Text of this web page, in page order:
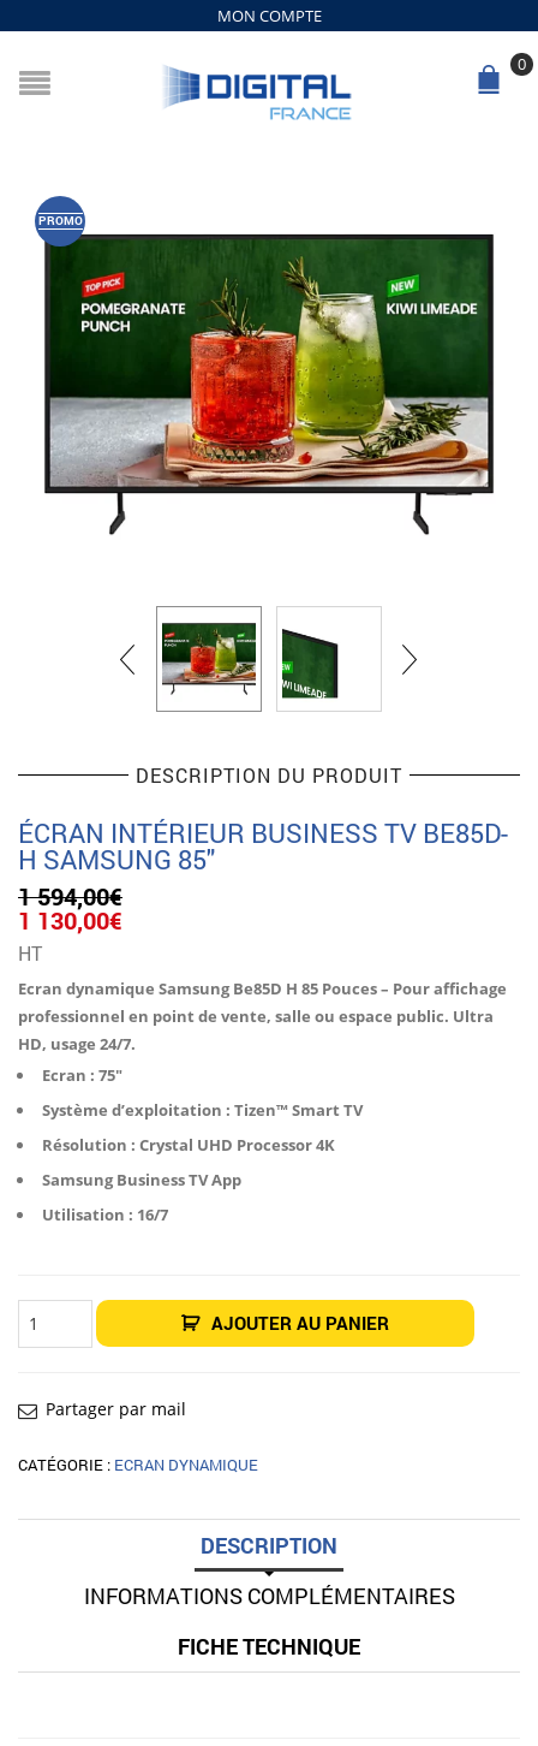
MON COMPTE
0
PROMO
DESCRIPTION DU PRODUIT
ÉCRAN INTÉRIEUR BUSINESS TV BE85D-
H SAMSUNG 85″
1 594,00€
Le
prix
initial
était :
1
594,00€.
1 130,00€
est :
1
130,00€.
HT
Ecran dynamique Samsung Be85D H 85 Pouces – Pour affichage
professionnel en point de vente, salle ou espace public. Ultra
HD, usage 24/7.
Ecran : 75″
Système d’exploitation : Tizen™ Smart TV
Résolution : Crystal UHD Processor 4K
Samsung Business TV App
Utilisation : 16/7
quantité
de
BE85D-
H
85"
AJOUTER AU PANIER
Partager par mail
CATÉGORIE : ECRAN DYNAMIQUE
DESCRIPTION
INFORMATIONS COMPLÉMENTAIRES
FICHE TECHNIQUE